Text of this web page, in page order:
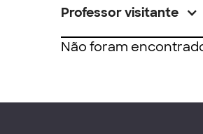
Professor visitante
Não foram